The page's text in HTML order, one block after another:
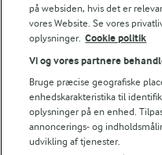
© 2026 Arla Foods
Vælg en anden cookies
på websiden, hvis det er
vores Website. Se vores
oplysninger. Cookie politik
Vi og vores partnere
Bruge præcise geografiske
enhedskarakteristika til
oplysninger på en enhed.
annoncerings- og
udvikling af tjenester.